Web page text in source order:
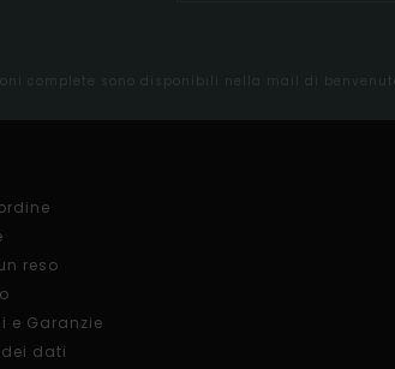
complete sono disponibili nella mail di benvenuto
reso
e Garanzie
dei dati